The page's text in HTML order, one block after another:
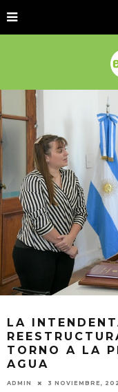
LA
TORNO A LA
AGUA
ADMIN 3 NOVIEMBRE,